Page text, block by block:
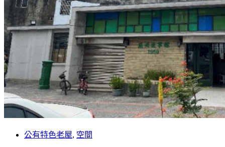
公有特色老屋, 空間